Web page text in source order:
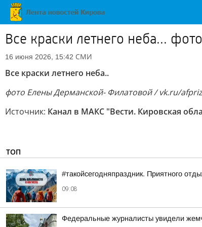
Все краски летнего неба...
16 июня 2026, 15:42 СМИ
Все краски летнего неба..
фото Елены Дерманской- Филатовой / vk.ru/
Источник: Канал в МАКС "Вести. Кировская
ТОП
#такойсегодняпраздник. Приятного
09:08
Федеральные журналисты увидели